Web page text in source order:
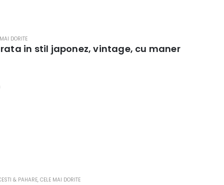
DORITE
in stil japonez, vintage, cu maner
& PAHARE, CELE MAI DORITE